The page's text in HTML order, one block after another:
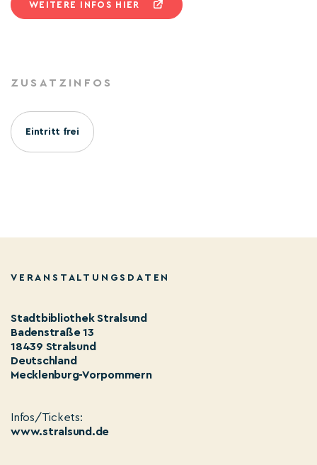
WEITERE INFOS HIER
ZUSATZINFOS
Eintritt frei
VERANSTALTUNGSDATEN
Stadtbibliothek Stralsund
Badenstraße 13
18439 Stralsund
Deutschland
Mecklenburg-Vorpommern
Infos/Tickets:
www.stralsund.de